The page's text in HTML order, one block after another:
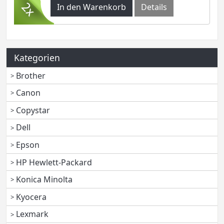
In den Warenkorb
Details
Kategorien
Brother
Canon
Copystar
Dell
Epson
HP Hewlett-Packard
Konica Minolta
Kyocera
Lexmark